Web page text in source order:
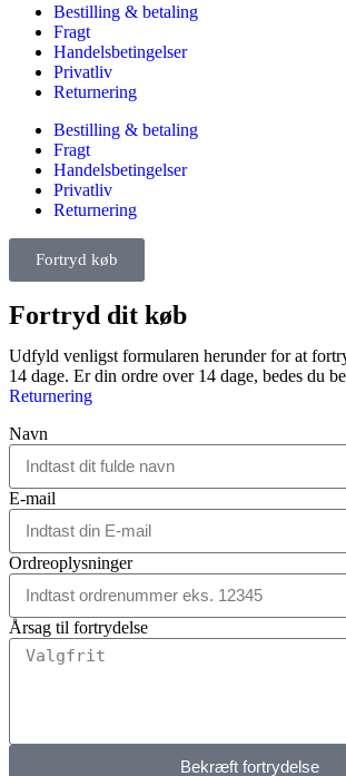
Bestilling & betaling
Fragt
Handelsbetingelser
Privatliv
Returnering
Bestilling & betaling
Fragt
Handelsbetingelser
Privatliv
Returnering
Fortryd køb
Fortryd dit køb
Udfyld venligst formularen herunder for at
14 dage. Er din ordre over 14 dage, bedes du
Returnering
Navn
E-mail
Ordreoplysninger
Årsag til fortrydelse
Bekræft fortrydelse